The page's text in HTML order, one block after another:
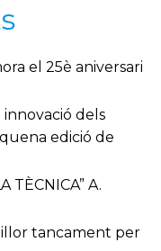
el 25è aniversari
innovació dels
edició de
TÈCNICA” A.
tancament per